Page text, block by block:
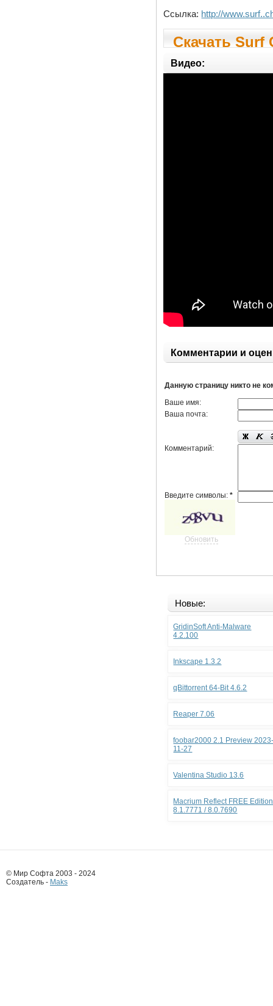
Ссылка: http://
Скачать Surf
Видео:
Комментарии и
Данную страницу никто не
Ваше имя:
Ваша почта:
Комментарий:
Введите символы:*
Обновить
Новые:
GridinSoft Anti-Malware
4.2.100
Inkscape 1.3.2
qBittorrent 64-Bit 4.6.2
Reaper 7.06
foobar2000 2.1 Preview
11-27
Valentina Studio 13.6
Macrium Reflect FREE Edition
8.1.7771 / 8.0.7690
© Мир Софта 2003 - 2024
Создатель - Maks